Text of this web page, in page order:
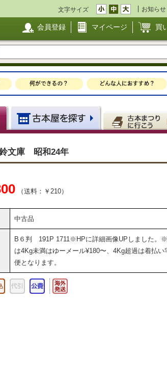
文字サイズ お知らせ
会員登録 マイページ 買
文庫 昭和24年
（送料：￥210）
中古品
B６判 191P 1711※HPに詳細画像UPしました。
は4Kg未満はゆーメール¥180〜、4Kg超過は着払い
便となります。